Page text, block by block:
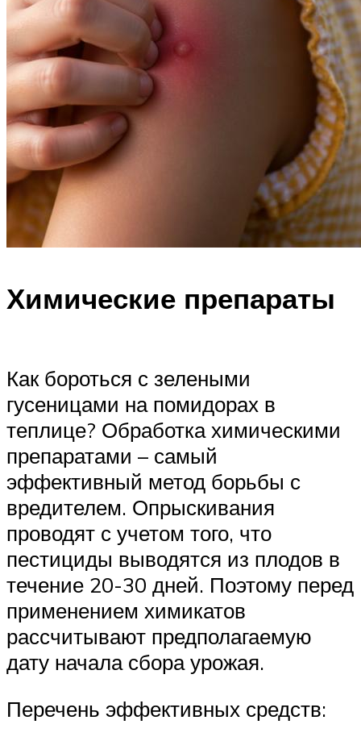
Химические препараты
Как бороться с зелеными
гусеницами на помидорах в
теплице? Обработка химическими
препаратами – самый
эффективный метод борьбы с
вредителем. Опрыскивания
проводят с учетом того, что
пестициды выводятся из плодов в
течение 20-30 дней. Поэтому перед
применением химикатов
рассчитывают предполагаемую
дату начала сбора урожая.
Перечень эффективных средств: